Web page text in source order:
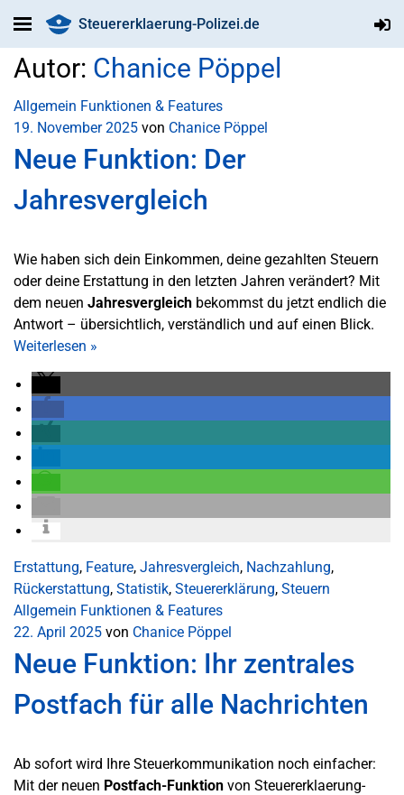
Steuererklaerung-Polizei.de
Autor: Chanice Pöppel
Allgemein Funktionen & Features
19. November 2025 von Chanice Pöppel
Neue Funktion: Der
Jahresvergleich
Wie haben sich dein Einkommen, deine gezahlten Steuern
oder deine Erstattung in den letzten Jahren verändert? Mit
dem neuen Jahresvergleich bekommst du jetzt endlich die
Antwort – übersichtlich, verständlich und auf einen Blick.
Weiterlesen »
Erstattung, Feature, Jahresvergleich, Nachzahlung,
Rückerstattung, Statistik, Steuererklärung, Steuern
Allgemein Funktionen & Features
22. April 2025 von Chanice Pöppel
Neue Funktion: Ihr zentrales
Postfach für alle Nachrichten
Ab sofort wird Ihre Steuerkommunikation noch einfacher:
Mit der neuen Postfach-Funktion von Steuererklaerung-